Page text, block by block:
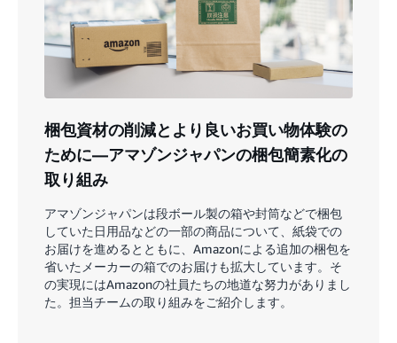
梱包資材の削減とより良いお買い物体験の
ために―アマゾンジャパンの梱包簡素化の
取り組み
アマゾンジャパンは段ボール製の箱や封筒などで梱包
していた日用品などの一部の商品について、紙袋での
お届けを進めるとともに、Amazonによる追加の梱包を
省いたメーカーの箱でのお届けも拡大しています。そ
の実現にはAmazonの社員たちの地道な努力がありまし
た。担当チームの取り組みをご紹介します。